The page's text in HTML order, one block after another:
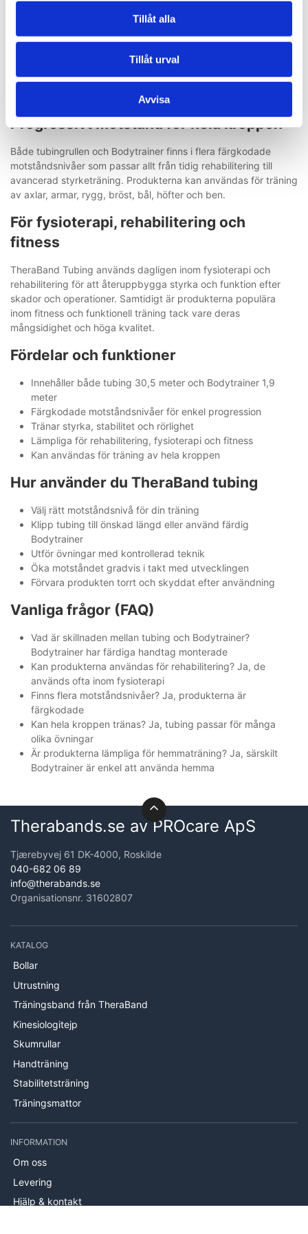
Tillåt alla
Tillåt urval
Avvisa
TheraBand Bodytrainer är en färdig lösning där tubingen
levereras med handtag monterade. Produkten finns med både
mjuka och hårda handtag och är perfekt för hemmaträning,
rehabilitering och styrketräning. Handtagen ger bättre komfort
och kontroll under övningarna.
Progressivt motstånd för hela kroppen
Både tubingrullen och Bodytrainer finns i flera färgkodade
motståndsnivåer som passar allt från tidig rehabilitering till
avancerad styrketräning. Produkterna kan användas för träning
av axlar, armar, rygg, bröst, bål, höfter och ben.
För fysioterapi, rehabilitering och
fitness
TheraBand Tubing används dagligen inom fysioterapi och
rehabilitering för att återuppbygga styrka och funktion efter
skador och operationer. Samtidigt är produkterna populära
inom fitness och funktionell träning tack vare deras
mångsidighet och höga kvalitet.
Fördelar och funktioner
Innehåller både tubing 30,5 meter och Bodytrainer 1,9
meter
Färgkodade motståndsnivåer för enkel progression
Tränar styrka, stabilitet och rörlighet
Lämpliga för rehabilitering, fysioterapi och fitness
Kan användas för träning av hela kroppen
Hur använder du TheraBand tubing
Välj rätt motståndsnivå för din träning
Klipp tubing till önskad längd eller använd färdig
Bodytrainer
Utför övningar med kontrollerad teknik
Öka motståndet gradvis i takt med utvecklingen
Förvara produkten torrt och skyddat efter användning
Vanliga frågor (FAQ)
Vad är skillnaden mellan tubing och Bodytrainer?
Bodytrainer har färdiga handtag monterade
Kan produkterna användas för rehabilitering? Ja, de
används ofta inom fysioterapi
Finns flera motståndsnivåer? Ja, produkterna är
färgkodade
Kan hela kroppen tränas? Ja, tubing passar för många
olika övningar
Är produkterna lämpliga för hemmaträning? Ja, särskilt
Bodytrainer är enkel att använda hemma
Therabands.se av PROcare ApS
Tjærebyvej 61 DK-4000, Roskilde
040-682 06 89
info@therabands.se
Organisationsnr. 31602807
KATALOG
Bollar
Utrustning
Träningsband från TheraBand
Kinesiologitejp
Skumrullar
Handträning
Stabilitetsträning
Träningsmattor
INFORMATION
Om oss
Levering
Hjälp & kontakt